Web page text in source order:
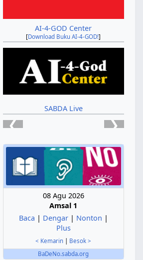
AI-4-GOD Center
[Download Buku AI-4-GOD!]
SABDA Live
❮ ❯
08 Agu 2026
Amsal 1
Baca | Dengar| Nonton |
Plus
< Kemarin
Besok >
BaDeNo.sabda.org